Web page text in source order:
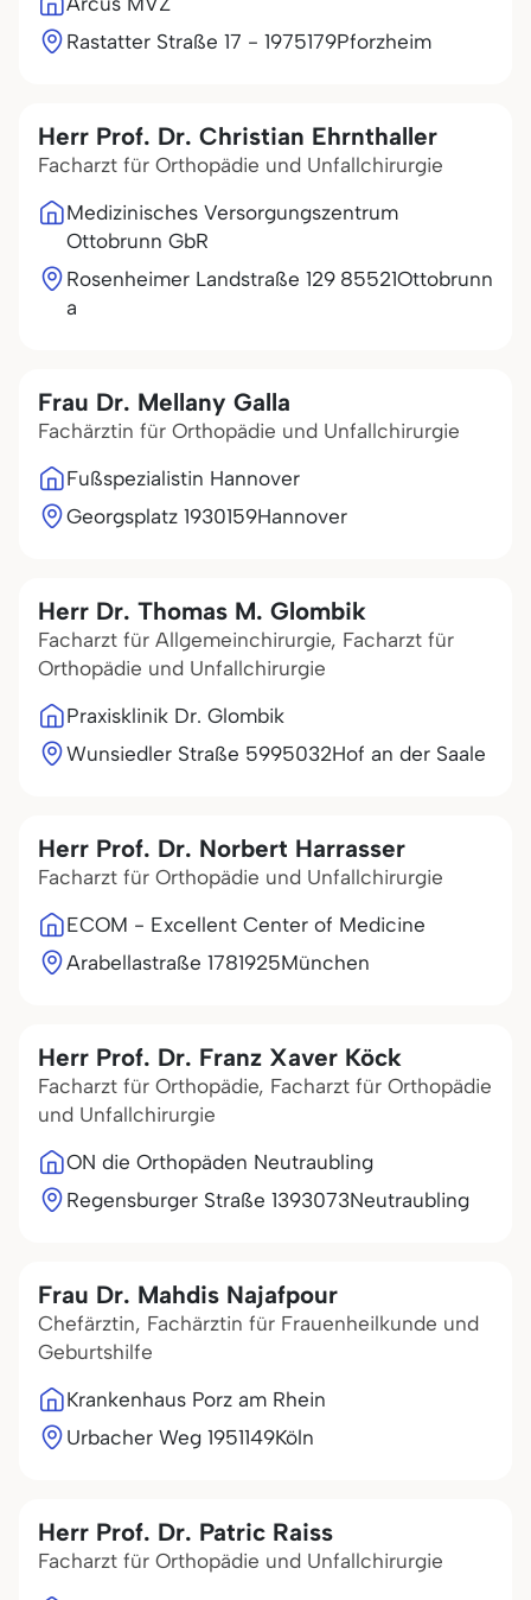
Rastatter Straße 17 - 1975179Pforzheim
Herr Prof. Dr. Christian Ehrnthaller
Facharzt für Orthopädie und Unfallchirurgie
Medizinisches Versorgungszentrum
Ottobrunn GbR
Rosenheimer Landstraße 129
a
85521Ottobrunn
Frau Dr. Mellany Galla
Fachärztin für Orthopädie und Unfallchirurgie
Fußspezialistin Hannover
Georgsplatz 1930159Hannover
Herr Dr. Thomas M. Glombik
Facharzt für Allgemeinchirurgie, Facharzt für
Orthopädie und Unfallchirurgie
Praxisklinik Dr. Glombik
Wunsiedler Straße 5995032Hof an der Saale
Herr Prof. Dr. Norbert Harrasser
Facharzt für Orthopädie und Unfallchirurgie
ECOM - Excellent Center of Medicine
Arabellastraße 1781925München
Herr Prof. Dr. Franz Xaver Köck
Facharzt für Orthopädie, Facharzt für Orthopädie
und Unfallchirurgie
ON die Orthopäden Neutraubling
Regensburger Straße 1393073Neutraubling
Frau Dr. Mahdis Najafpour
Chefärztin, Fachärztin für Frauenheilkunde und
Geburtshilfe
Krankenhaus Porz am Rhein
Urbacher Weg 1951149Köln
Herr Prof. Dr. Patric Raiss
Facharzt für Orthopädie und Unfallchirurgie